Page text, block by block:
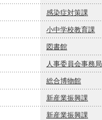
感染症対策課
小中学校教育課
図書館
人事委員会事務局
総合博物館
新産業振興課
新産業振興課